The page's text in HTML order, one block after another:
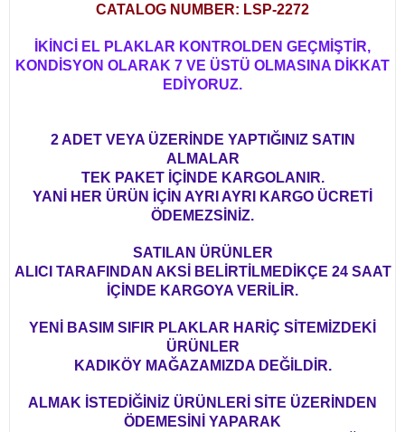
CATALOG NUMBER: LSP-2272
İKİNCİ EL PLAKLAR KONTROLDEN GEÇMİŞTİR,
KONDİSYON OLARAK 7 VE ÜSTÜ OLMASINA DİKKAT
EDİYORUZ.
2 ADET VEYA ÜZERİNDE YAPTIĞINIZ SATIN
ALMALAR
TEK PAKET İÇİNDE KARGOLANIR.
YANİ HER ÜRÜN İÇİN AYRI AYRI KARGO ÜCRETİ
ÖDEMEZSİNİZ.
SATILAN ÜRÜNLER
ALICI TARAFINDAN AKSİ BELİRTİLMEDİKÇE 24 SAAT
İÇİNDE KARGOYA VERİLİR.
YENİ BASIM SIFIR PLAKLAR HARİÇ SİTEMİZDEKİ
ÜRÜNLER
KADIKÖY MAĞAZAMIZDA DEĞİLDİR.
ALMAK İSTEDİĞİNİZ ÜRÜNLERİ SİTE ÜZERİNDEN
ÖDEMESİNİ YAPARAK